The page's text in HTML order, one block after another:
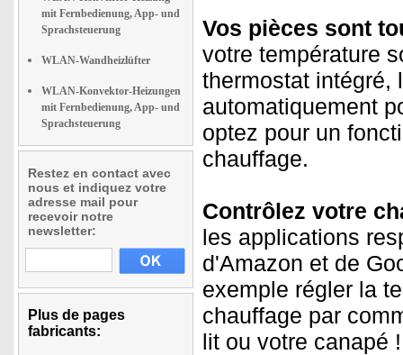
mit Fernbedienung, App- und
Sprachsteuerung
WLAN-Wandheizlüfter
WLAN-Konvektor-Heizungen
mit Fernbedienung, App- und
Sprachsteuerung
Restez en contact avec
nous et indiquez votre
adresse mail pour
recevoir notre
newsletter:
Plus de pages
fabricants:
Vos pièces sont
votre température
thermostat intégré,
automatiquement
optez pour un
chauffage.
Contrôlez votre
les applications
d'Amazon et de
exemple régler la
chauffage par
lit ou votre canapé !